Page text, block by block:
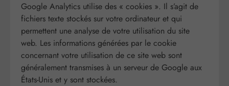
Google Analytics utilise des « cookies ». Il s’agit de
fichiers texte stockés sur votre ordinateur et qui
permettent une analyse de votre utilisation du site
web. Les informations générées par le cookie
concernant votre utilisation de ce site web sont
généralement transmises à un serveur de Google aux
États-Unis et y sont stockées.